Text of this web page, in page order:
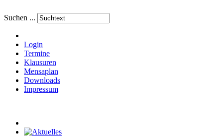
Suchen ...
Login
Termine
Klausuren
Mensaplan
Downloads
Impressum